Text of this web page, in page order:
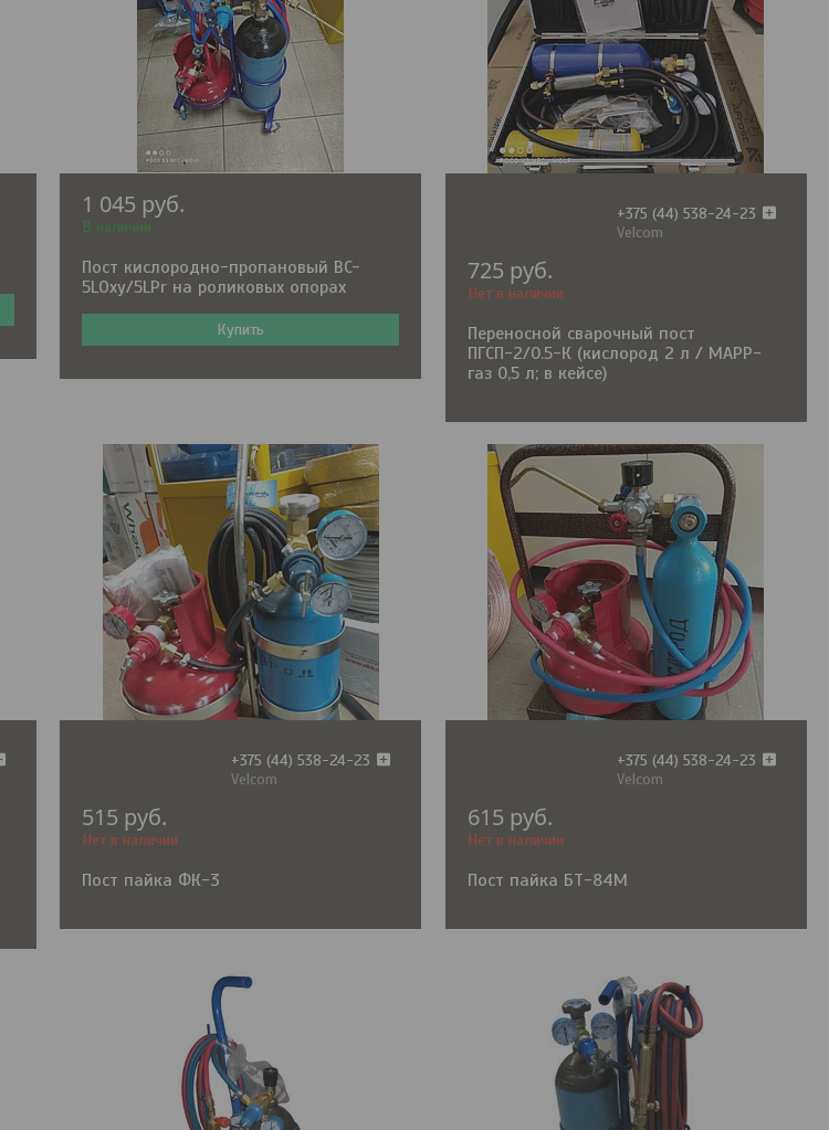
1 045 руб.
В наличии
Пост кислородно-пропановый BC-
5LOxy/5LPr на роликовых опорах
Купить
+375 (44) 538-24-23
Velcom
725 руб.
Нет в наличии
Переносной сварочный пост
ПГСП-2/0.5-К (кислород 2 л / MAPP-
газ 0,5 л; в кейсе)
+375 (44) 538-24-23
Velcom
515 руб.
Нет в наличии
Пост пайка ФК-3
+375 (44) 538-24-23
Velcom
615 руб.
Нет в наличии
Пост пайка БТ-84М